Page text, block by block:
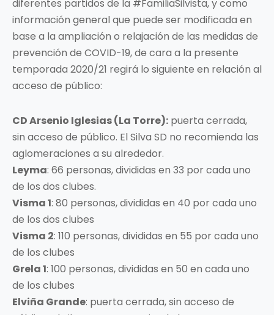
diferentes partidos de la #FamiliaSilvista, y como
información general que puede ser modificada en
base a la ampliación o relajación de las medidas de
prevención de COVID-19, de cara a la presente
temporada 2020/21 regirá lo siguiente en relación al
acceso de público:
CD Arsenio Iglesias (La Torre): puerta cerrada,
sin acceso de público. El Silva SD no recomienda las
aglomeraciones a su alrededor.
Leyma: 66 personas, divididas en 33 por cada uno
de los dos clubes.
Visma 1: 80 personas, divididas en 40 por cada uno
de los dos clubes
Visma 2: 110 personas, divididas en 55 por cada uno
de los clubes
Grela 1: 100 personas, divididas en 50 en cada uno
de los clubes
Elviña Grande: puerta cerrada, sin acceso de